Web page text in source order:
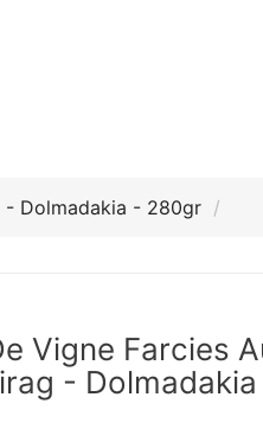
- Dolmadakia - 280gr
Vigne Farcies
-